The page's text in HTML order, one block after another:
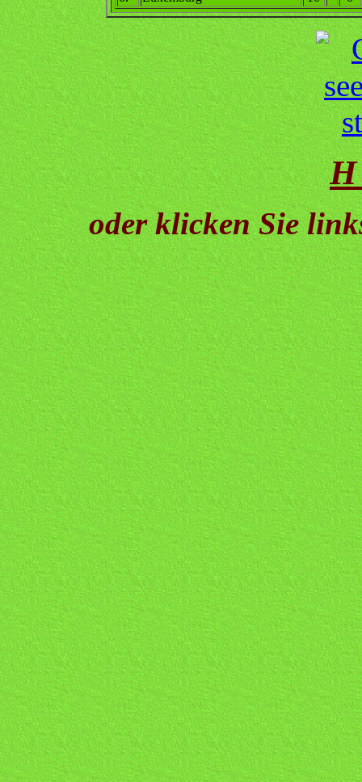
oder klicken Sie